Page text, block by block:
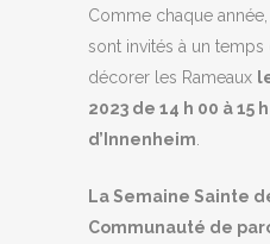
Comme chaque
sont invités à un
décorer les Rameaux
2023 de 14 h 00 à 15
d’Innenheim
La Semaine Sainte
Communauté de